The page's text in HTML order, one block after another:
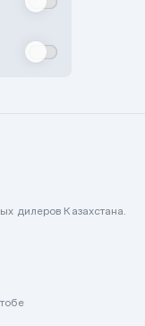
дилеров Казахстана.